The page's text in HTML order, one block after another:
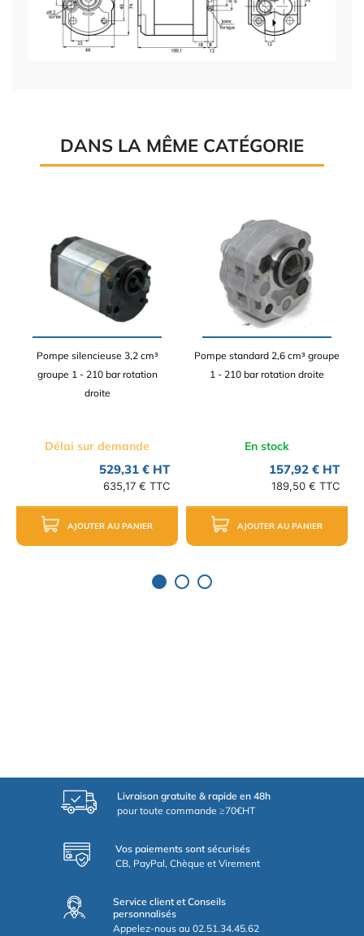
DANS LA MÊME CATÉGORIE
Pompe silencieuse 3,2 cm³
groupe 1 - 210 bar rotation
droite
Délai sur demande
529,31 € HT
635,17 € TTC
AJOUTER AU PANIER
Pompe standard 2,6 cm³ groupe
1 - 210 bar rotation droite
En stock
157,92 € HT
189,50 € TTC
AJOUTER AU PANIER
Livraison gratuite & rapide en 48h
pour toute commande ≥70€HT
Vos paiements sont sécurisés
CB, PayPal, Chèque et Virement
Service client et Conseils
personnalisés
Appelez-nous au 02.51.34.45.62